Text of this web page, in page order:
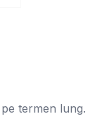
termen lung.